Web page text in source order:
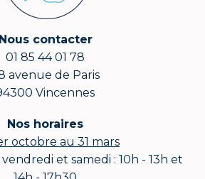
Nous contacter
01 85 44 01 78
avenue de Paris
Vincennes
Nos horaires
octobre au 31 mars
et samedi : 10h - 13h et